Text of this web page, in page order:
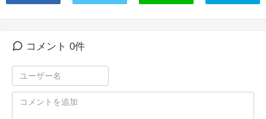
コメント 0件